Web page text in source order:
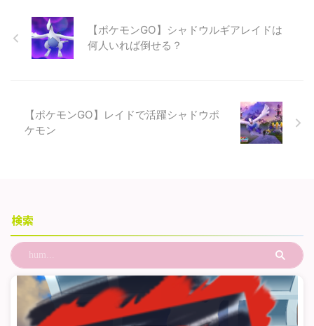
【ポケモンGO】シャドウルギアレイドは
何人いれば倒せる？
【ポケモンGO】レイドで活躍シャドウポ
ケモン
検索